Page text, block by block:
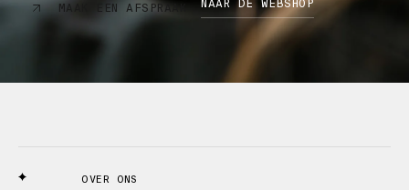
MAAK EEN AFSPRAAK NAAR DE WEBSHOP
OVER ONS